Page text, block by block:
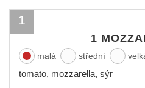
1
malá střední
tomato, mozzarella, sýr
1